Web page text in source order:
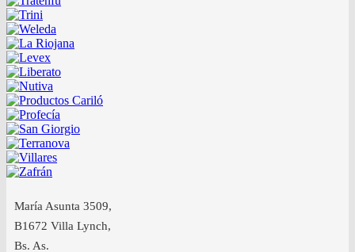
María Asunta 3509,
B1672 Villa Lynch,
Bs. As.